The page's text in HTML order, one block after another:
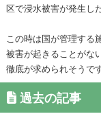
区で浸水被害が発生し
この時は国が管理する
被害が起きることがな
徹底が求められそうです
過去の記事